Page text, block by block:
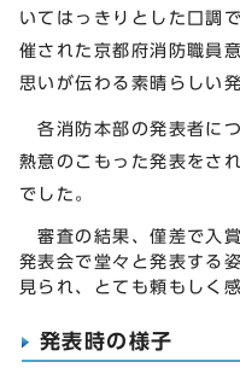
いてはっきりとした口調
催された京都府消防職員
思いが伝わる素晴らしい
各消防本部の発表者に
熱意のこもった発表をさ
でした。
審査の結果、僅差で入
発表会で堂々と発表する
見られ、とても頼もしく
発表時の様子